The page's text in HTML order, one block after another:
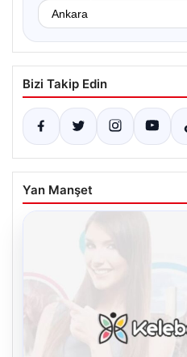
Bizi Takip Edin
Yan Manşet